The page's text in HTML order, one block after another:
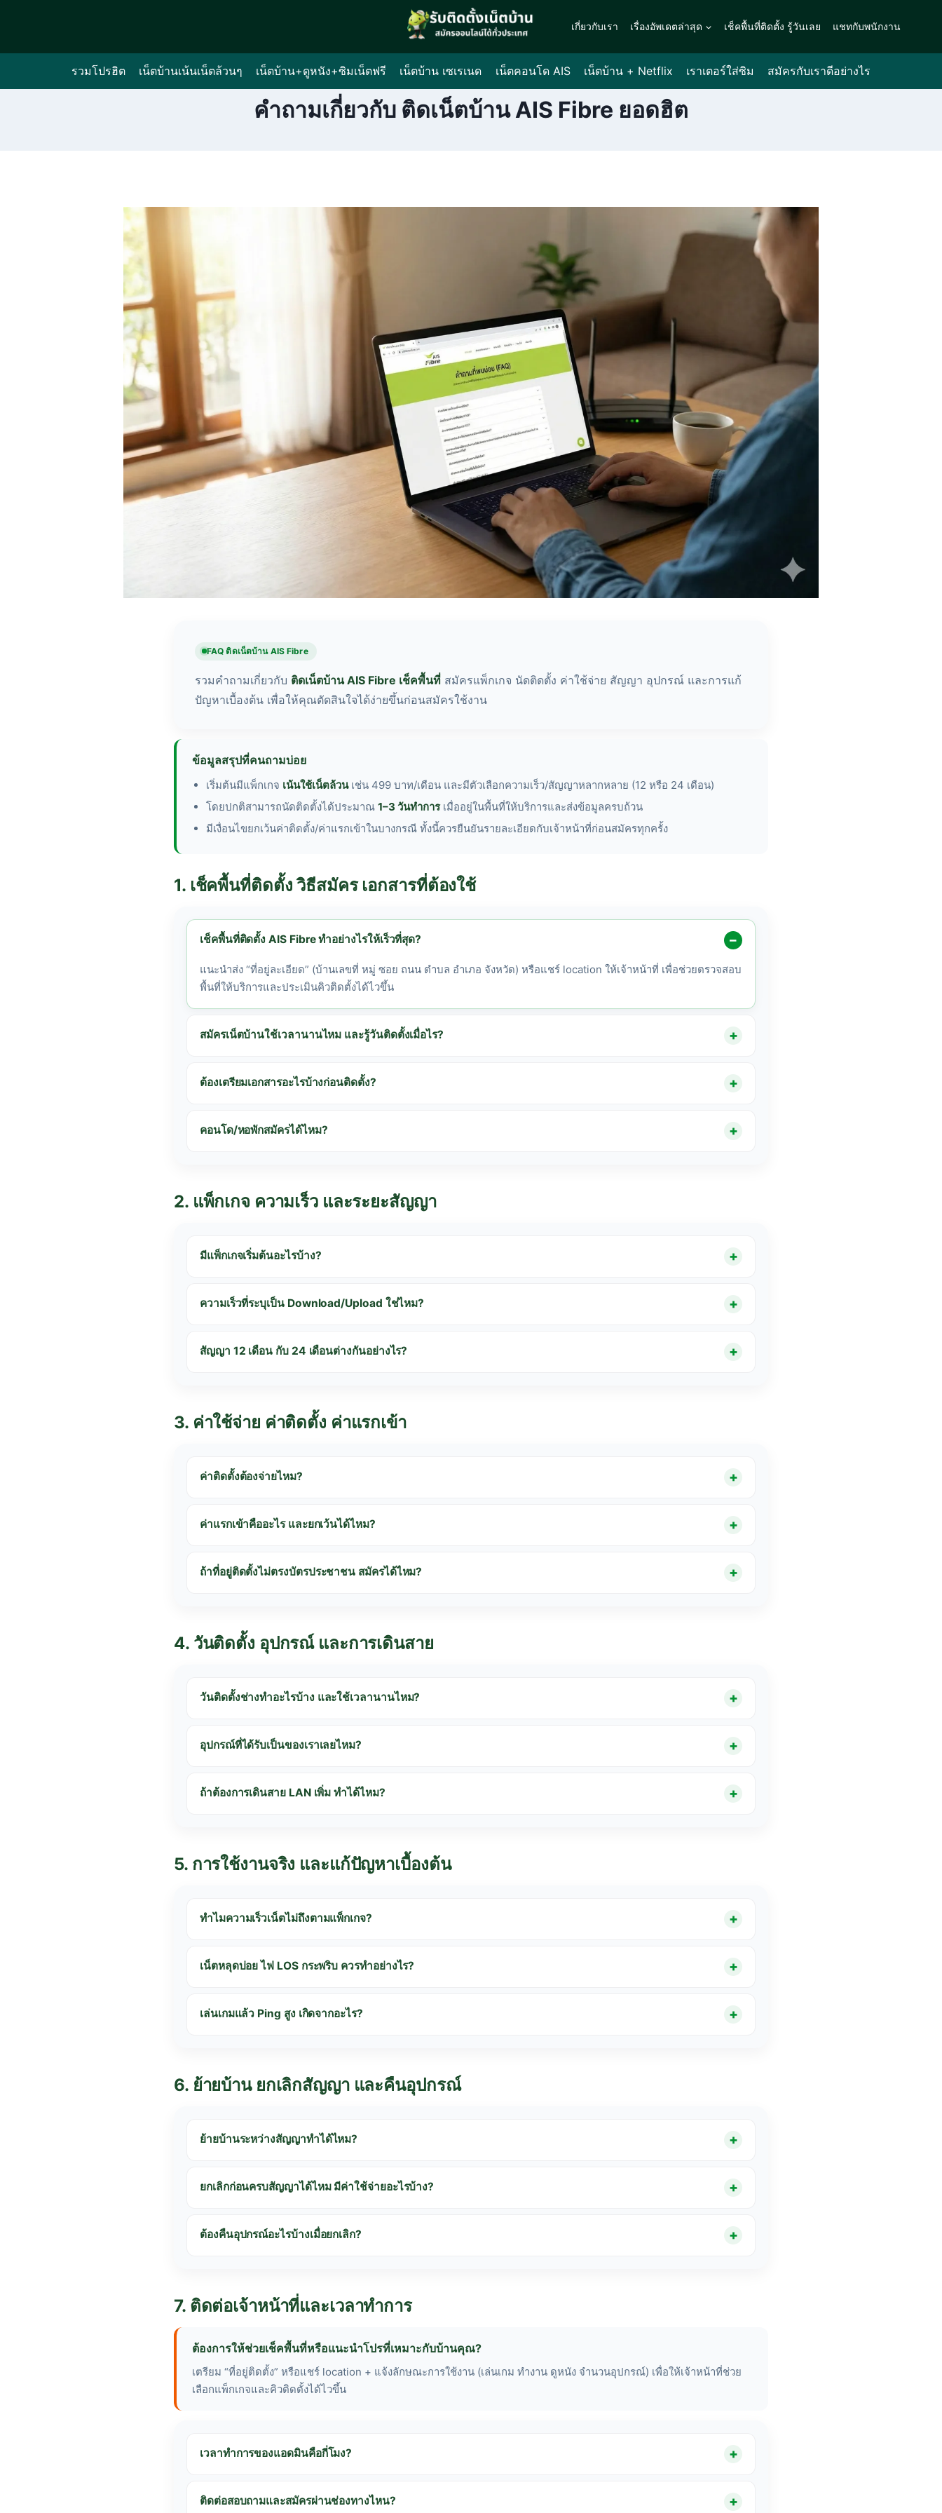
เกี่ยวกับเรา เรื่องอัพเดตล่าสุด เช็คพื้นที่ติดตั้ง รู้วันเลย แชทกับพนักงาน
รวมโปรฮิต เน็ตบ้านเน้นเน็ตล้วนๆ เน็ตบ้าน+ดูหนัง+ซิมเน็ตฟรี เน็ตบ้าน เซเรเนด เน็ตคอนโด AIS เน็ตบ้าน + Netflix เราเตอร์ใส่ซิม สมัครกับเราดีอย่างไร
คำถามเกี่ยวกับ ติดเน็ตบ้าน AIS Fibre ยอดฮิต
FAQ ติดเน็ตบ้าน AIS Fibre
รวมคำถามเกี่ยวกับ ติดเน็ตบ้าน AIS Fibre เช็คพื้นที่ สมัครแพ็กเกจ นัดติดตั้ง ค่าใช้จ่าย สัญญา อุปกรณ์ และการแก้
ปัญหาเบื้องต้น เพื่อให้คุณตัดสินใจได้ง่ายขึ้นก่อนสมัครใช้งาน
ข้อมูลสรุปที่คนถามบ่อย
เริ่มต้นมีแพ็กเกจ เน้นใช้เน็ตล้วนเช่น 499 บาท/เดือน และมีตัวเลือกความเร็ว/สัญญาหลากหลาย (12 หรือ 24 เดือน)
โดยปกติสามารถนัดติดตั้งได้ประมาณ 1–3 วันทำการเมื่ออยู่ในพื้นที่ให้บริการและส่งข้อมูลครบถ้วน
มีเงื่อนไขยกเว้นค่าติดตั้ง/ค่าแรกเข้าในบางกรณี ทั้งนี้ควรยืนยันรายละเอียดกับเจ้าหน้าที่ก่อนสมัครทุกครั้ง
1. เช็คพื้นที่ติดตั้ง วิธีสมัคร เอกสารที่ต้องใช้
เช็คพื้นที่ติดตั้ง AIS Fibre ทำอย่างไรให้เร็วที่สุด?
แนะนำส่ง “ที่อยู่ละเอียด” (บ้านเลขที่ หมู่ ซอย ถนน ตำบล อำเภอ จังหวัด) หรือแชร์ location ให้เจ้าหน้าที่ เพื่อช่วยตรวจสอบ
พื้นที่ให้บริการและประเมินคิวติดตั้งได้ไวขึ้น
สมัครเน็ตบ้านใช้เวลานานไหม และรู้วันติดตั้งเมื่อไร?
ต้องเตรียมเอกสารอะไรบ้างก่อนติดตั้ง?
คอนโด/หอพักสมัครได้ไหม?
2. แพ็กเกจ ความเร็ว และระยะสัญญา
มีแพ็กเกจเริ่มต้นอะไรบ้าง?
ความเร็วที่ระบุเป็น Download/Upload ใช่ไหม?
สัญญา 12 เดือน กับ 24 เดือนต่างกันอย่างไร?
3. ค่าใช้จ่าย ค่าติดตั้ง ค่าแรกเข้า
ค่าติดตั้งต้องจ่ายไหม?
ค่าแรกเข้าคืออะไร และยกเว้นได้ไหม?
ถ้าที่อยู่ติดตั้งไม่ตรงบัตรประชาชน สมัครได้ไหม?
4. วันติดตั้ง อุปกรณ์ และการเดินสาย
วันติดตั้งช่างทำอะไรบ้าง และใช้เวลานานไหม?
อุปกรณ์ที่ได้รับเป็นของเราเลยไหม?
ถ้าต้องการเดินสาย LAN เพิ่ม ทำได้ไหม?
5. การใช้งานจริง และแก้ปัญหาเบื้องต้น
ทำไมความเร็วเน็ตไม่ถึงตามแพ็กเกจ?
เน็ตหลุดบ่อย ไฟ LOS กระพริบ ควรทำอย่างไร?
เล่นเกมแล้ว Ping สูง เกิดจากอะไร?
6. ย้ายบ้าน ยกเลิกสัญญา และคืนอุปกรณ์
ย้ายบ้านระหว่างสัญญาทำได้ไหม?
ยกเลิกก่อนครบสัญญาได้ไหม มีค่าใช้จ่ายอะไรบ้าง?
ต้องคืนอุปกรณ์อะไรบ้างเมื่อยกเลิก?
7. ติดต่อเจ้าหน้าที่และเวลาทำการ
ต้องการให้ช่วยเช็คพื้นที่หรือแนะนำโปรที่เหมาะกับบ้านคุณ?
เตรียม “ที่อยู่ติดตั้ง” หรือแชร์ location + แจ้งลักษณะการใช้งาน (เล่นเกม ทำงาน ดูหนัง จำนวนอุปกรณ์) เพื่อให้เจ้าหน้าที่ช่วย
เลือกแพ็กเกจและคิวติดตั้งได้ไวขึ้น
เวลาทำการของแอดมินคือกี่โมง?
ติดต่อสอบถามและสมัครผ่านช่องทางไหน?